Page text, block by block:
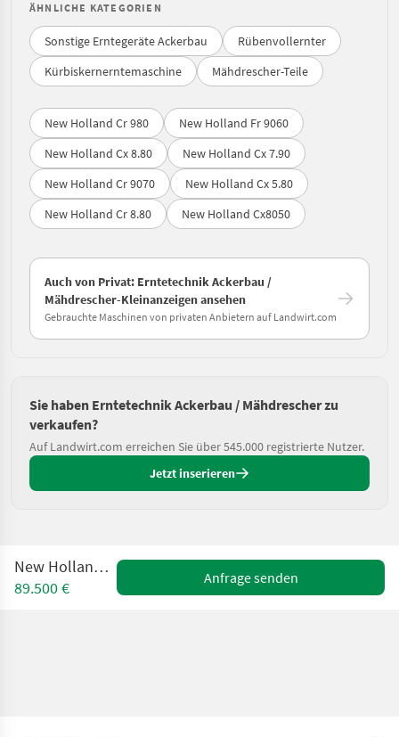
ÄHNLICHE KATEGORIEN
Sonstige Erntegeräte Ackerbau
Rübenvollernter
Kürbiskernerntemaschine
Mähdrescher-Teile
New Holland Cr 980
New Holland Fr 9060
New Holland Cx 8.80
New Holland Cx 7.90
New Holland Cr 9070
New Holland Cx 5.80
New Holland Cr 8.80
New Holland Cx8050
Auch von Privat: Erntetechnik Ackerbau /
Mähdrescher-Kleinanzeigen ansehen
Gebrauchte Maschinen von privaten Anbietern auf Landwirt.com
Sie haben Erntetechnik Ackerbau / Mähdrescher zu
verkaufen?
Auf Landwirt.com erreichen Sie über 545.000 registrierte Nutzer.
Jetzt inserieren
New Holland TC 5070
89.500 €
Anfrage senden